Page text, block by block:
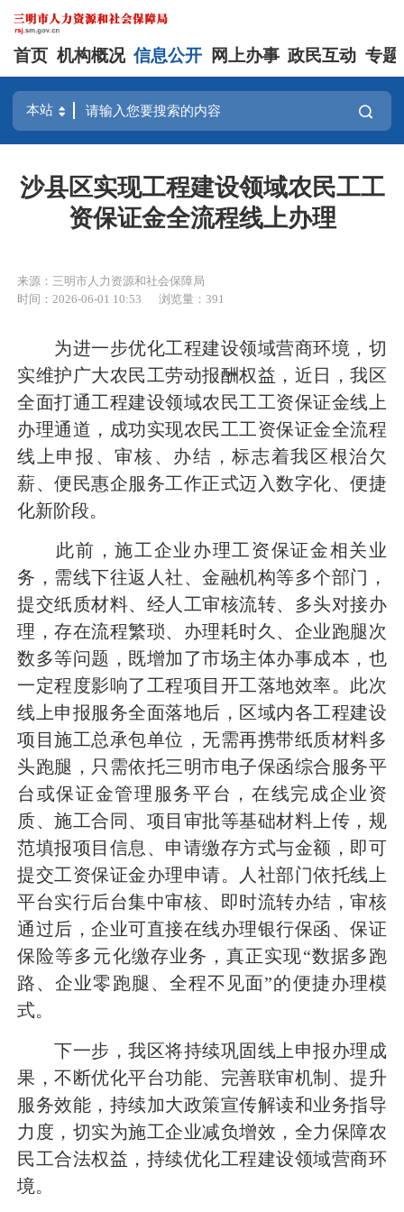
首页 机构概况 信息公开 网上办事 政民互动 专题
沙县区实现工程建设领域农民工工
资保证金全流程线上办理
来源：三明市人力资源和社会保障局
时间：2026-06-01 10:53
浏览量：391
为进一步优化工程建设领域营商环境，切
实维护广大农民工劳动报酬权益，近日，我区
全面打通工程建设领域农民工工资保证金线上
办理通道，成功实现农民工工资保证金全流程
线上申报、审核、办结，标志着我区根治欠
薪、便民惠企服务工作正式迈入数字化、便捷
化新阶段。
此前，施工企业办理工资保证金相关业
务，需线下往返人社、金融机构等多个部门，
提交纸质材料、经人工审核流转、多头对接办
理，存在流程繁琐、办理耗时久、企业跑腿次
数多等问题，既增加了市场主体办事成本，也
一定程度影响了工程项目开工落地效率。此次
线上申报服务全面落地后，区域内各工程建设
项目施工总承包单位，无需再携带纸质材料多
头跑腿，只需依托三明市电子保函综合服务平
台或保证金管理服务平台，在线完成企业资
质、施工合同、项目审批等基础材料上传，规
范填报项目信息、申请缴存方式与金额，即可
提交工资保证金办理申请。人社部门依托线上
平台实行后台集中审核、即时流转办结，审核
通过后，企业可直接在线办理银行保函、保证
保险等多元化缴存业务，真正实现“数据多跑
路、企业零跑腿、全程不见面”的便捷办理模
式。
下一步，我区将持续巩固线上申报办理成
果，不断优化平台功能、完善联审机制、提升
服务效能，持续加大政策宣传解读和业务指导
力度，切实为施工企业减负增效，全力保障农
民工合法权益，持续优化工程建设领域营商环
境。